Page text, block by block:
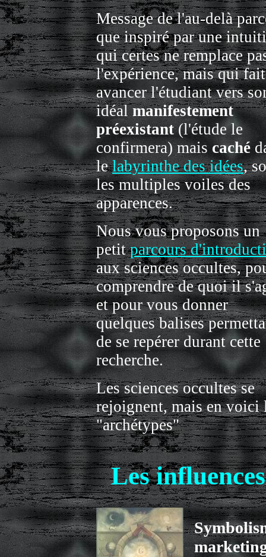
Message de l'au-delà
que inspiré par une
qui certes ne remplace
l'expérience, mais qui fait
avancer l'étudiant vers
idéalmanifestement
préexistant(l'étude le
confirmera) mais caché
lelabyrinthe des idées,
les multiples voiles des
apparences.
Nous vous proposons un
petitparcours
aux sciences occultes,
comprendre de quoi il
et pour vous donner
quelques balises
de se repérer durant cette
recherche.
Les sciences occultes se
rejoignent, mais en voici
"archétypes"
Les